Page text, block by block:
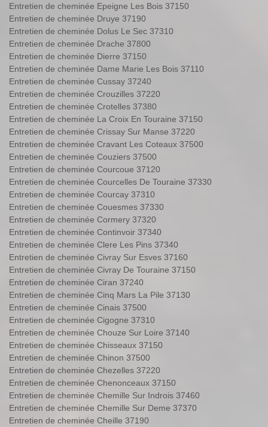
Entretien de cheminée Epeigne Les Bois 37150
Entretien de cheminée Druye 37190
Entretien de cheminée Dolus Le Sec 37310
Entretien de cheminée Drache 37800
Entretien de cheminée Dierre 37150
Entretien de cheminée Dame Marie Les Bois 37110
Entretien de cheminée Cussay 37240
Entretien de cheminée Crouzilles 37220
Entretien de cheminée Crotelles 37380
Entretien de cheminée La Croix En Touraine 37150
Entretien de cheminée Crissay Sur Manse 37220
Entretien de cheminée Cravant Les Coteaux 37500
Entretien de cheminée Couziers 37500
Entretien de cheminée Courcoue 37120
Entretien de cheminée Courcelles De Touraine 37330
Entretien de cheminée Courcay 37310
Entretien de cheminée Couesmes 37330
Entretien de cheminée Cormery 37320
Entretien de cheminée Continvoir 37340
Entretien de cheminée Clere Les Pins 37340
Entretien de cheminée Civray Sur Esves 37160
Entretien de cheminée Civray De Touraine 37150
Entretien de cheminée Ciran 37240
Entretien de cheminée Cinq Mars La Pile 37130
Entretien de cheminée Cinais 37500
Entretien de cheminée Cigogne 37310
Entretien de cheminée Chouze Sur Loire 37140
Entretien de cheminée Chisseaux 37150
Entretien de cheminée Chinon 37500
Entretien de cheminée Chezelles 37220
Entretien de cheminée Chenonceaux 37150
Entretien de cheminée Chemille Sur Indrois 37460
Entretien de cheminée Chemille Sur Deme 37370
Entretien de cheminée Cheille 37190